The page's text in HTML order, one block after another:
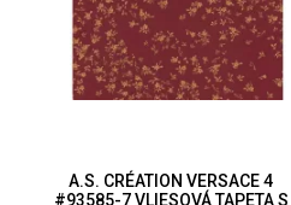
A.S. CRÉATION VERSACE 4
#93585-7 VLIESOVÁ TAPETA S